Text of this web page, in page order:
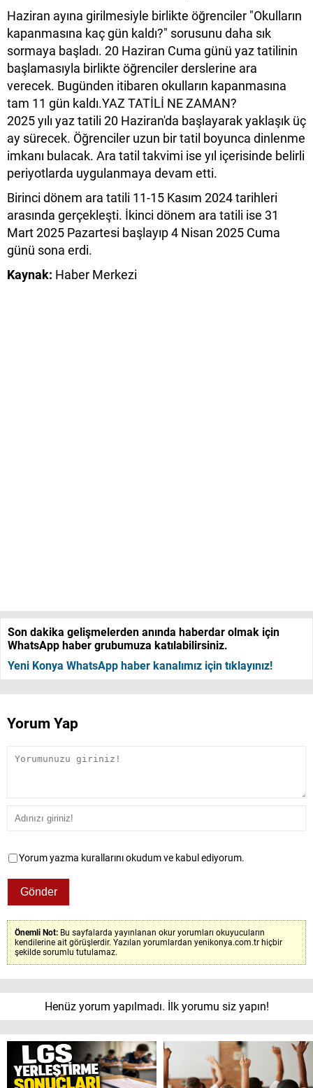
Haziran ayına girilmesiyle birlikte öğrenciler "Okulların
kapanmasına kaç gün kaldı?" sorusunu daha sık
sormaya başladı. 20 Haziran Cuma günü yaz tatilinin
başlamasıyla birlikte öğrenciler derslerine ara
verecek. Bugünden itibaren okulların kapanmasına
tam 11 gün kaldı.YAZ TATİLİ NE ZAMAN?
2025 yılı yaz tatili 20 Haziran'da başlayarak yaklaşık üç
ay sürecek. Öğrenciler uzun bir tatil boyunca dinlenme
imkanı bulacak. Ara tatil takvimi ise yıl içerisinde belirli
periyotlarda uygulanmaya devam etti.
Birinci dönem ara tatili 11-15 Kasım 2024 tarihleri
arasında gerçekleşti. İkinci dönem ara tatili ise 31
Mart 2025 Pazartesi başlayıp 4 Nisan 2025 Cuma
günü sona erdi.
Kaynak: Haber Merkezi
Son dakika gelişmelerden anında haberdar olmak için
WhatsApp haber grubumuza katılabilirsiniz.
Yeni Konya WhatsApp haber kanalımız için tıklayınız!
Yorum Yap
Yorum yazma kurallarını okudum ve kabul ediyorum.
Önemli Not: Bu sayfalarda yayınlanan okur yorumları okuyucuların
kendilerine ait görüşlerdir. Yazılan yorumlardan yenikonya.com.tr hiçbir
şekilde sorumlu tutulamaz.
Henüz yorum yapılmadı. İlk yorumu siz yapın!